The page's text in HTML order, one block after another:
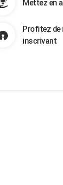
Mettez en
Profitez de
inscrivant